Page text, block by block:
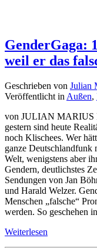
GenderGaga:
weil er das
Geschrieben von Julian
Veröffentlicht in Außen,
von JULIAN MARIUS
gestern sind heute
noch Klischees. Wer
ganze Deutschlandfunk
Welt, wenigstens aber
Gendern, deutlichstes
Sendungen von Jan
und Harald Welzer.
Menschen „falsche“
werden. So geschehen
Weiterlesen